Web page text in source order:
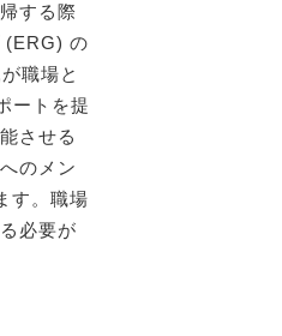
する際
(ERG) の
職場と
ートを提
させる
のメン
す。職場
必要が